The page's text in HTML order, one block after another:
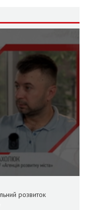
розвиток